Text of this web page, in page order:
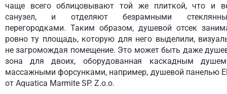
чаще всего облицовывают той же плиткой, что и
санузел, и отделяют безрамными
перегородками. Таким образом, душевой отсек
ровно ту площадь, которую для него выделили,
не загромождая помещение. Это может быть даже
зона для двоих, оборудованная каскадным
массажными форсунками, например, душевой панелью
от Aquatica Marmite SP. Z.o.o.